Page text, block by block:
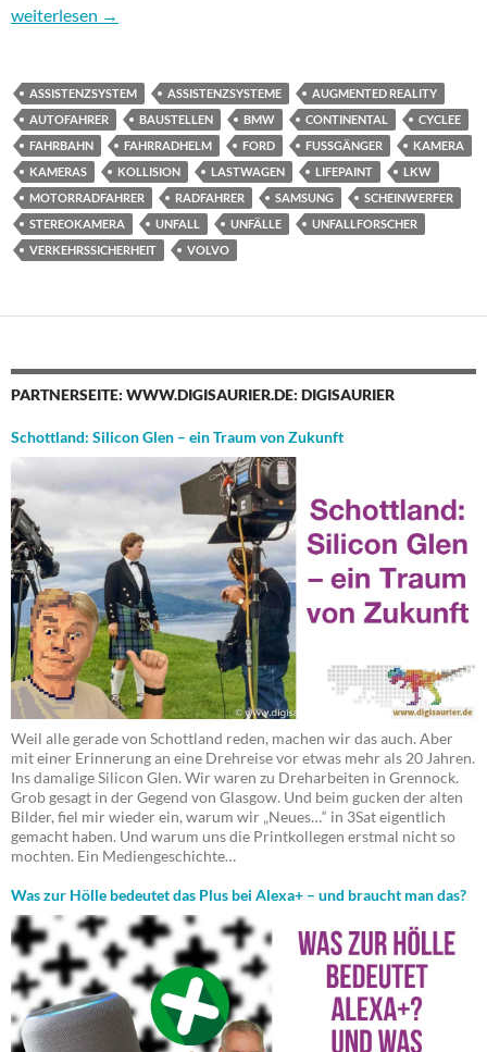
Vorausschauender als der Fahrer: Kameras machen Fahrzeuge
weiterlesen →
ASSISTENZSYSTEM ASSISTENZSYSTEME
AUGMENTED REALITY
AUTOFAHRER
BAUSTELLEN BMW CONTINENTAL
CYCLEE
FAHRBAHN
FAHRRADHELM FORD FUSSGÄNGER
KAMERA
KAMERAS
KOLLISION LASTWAGEN LIFEPAINT
LKW
MOTORRADFAHRER
RADFAHRER SAMSUNG
SCHEINWERFER
STEREOKAMERA
UNFALL UNFÄLLE
UNFALLFORSCHER
VERKEHRSSICHERHEIT
VOLVO
PARTNERSEITE: WWW.DIGISAURIER.DE: DIGISAURIER
Schottland: Silicon Glen – ein Traum von Zukunft
Weil alle gerade von Schottland reden, machen wir das auch. Aber
mit einer Erinnerung an eine Drehreise vor etwas mehr als 20 Jahren.
Ins damalige Silicon Glen. Wir waren zu Dreharbeiten in Grennock.
Grob gesagt in der Gegend von Glasgow. Und beim gucken der alten
Bilder, fiel mir wieder ein, warum wir „Neues…“ in 3Sat eigentlich
gemacht haben. Und warum uns die Printkollegen erstmal nicht so
mochten. Ein Mediengeschichte…
Was zur Hölle bedeutet das Plus bei Alexa+ – und braucht man das?